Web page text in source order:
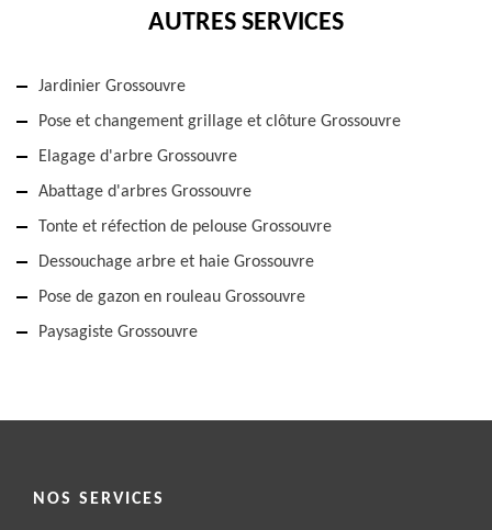
AUTRES SERVICES
Jardinier Grossouvre
Pose et changement grillage et clôture Grossouvre
Elagage d'arbre Grossouvre
Abattage d'arbres Grossouvre
Tonte et réfection de pelouse Grossouvre
Dessouchage arbre et haie Grossouvre
Pose de gazon en rouleau Grossouvre
Paysagiste Grossouvre
NOS SERVICES